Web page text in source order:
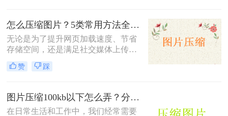
怎么压缩图片？5类常用方法全解析！
无论是为了提升网页加载速度、节省
存储空间，还是满足社交媒体上传限
制，图片压缩都是高频需求。那么怎
么压缩图片呢？本文系统梳理5类主
你快速掌握压缩技巧。
赞 踩
图片压缩100kb以下怎么弄？分享4个高效压缩方法！
在日常生活和工作中，我们经常需要